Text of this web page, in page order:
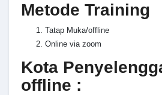
Metode Training
Tatap Muka/offline
Online via zoom
Kota
offline :